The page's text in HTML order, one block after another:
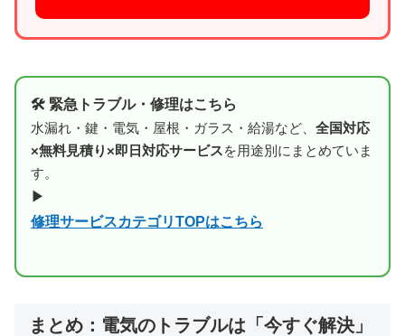
🛠 緊急トラブル・修理はこちら
水漏れ・鍵・電気・屋根・ガラス・給湯など、 全国対応
×無料見積り×即日対応サービスを用途別にまとめていま
す。
▶
修理サービスカテゴリTOPはこちら
まとめ：電気のトラブルは「今すぐ解決」